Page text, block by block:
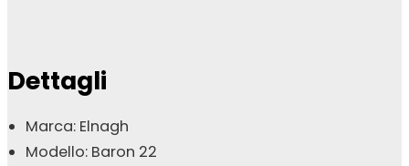
Dettagli
Marca: Elnagh
Modello: Baron 22